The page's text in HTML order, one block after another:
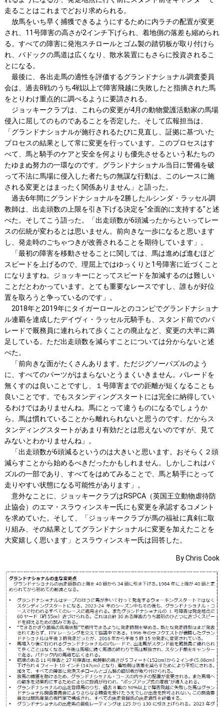
走ることはこれまでどおり求められる。
放馬をいち早く捕獲できるようにするために内ラチの配置が変更
され、11号障害の高さが2インチ下げられ、着地側の落差も縮められ
る。すべての障害に発泡スチロールとゴム製の踏切板が取り付けら
れ、パドックの馬道は広くなり、散水装置にもさらに投資されるこ
とになる。
最後に、各出走馬の適性を評価するグランドナショナル調査委員
会は、過去8戦のうち4戦以上で障害飛越に失敗したと指摘された馬
をとりわけ重点的に調べるように要請される。
ジョッキークラブは、これらの変更が4月の動物愛護活動家の馬場
侵入に屈してのものであることを否定した。そして広報担当は、
「グランドナショナルが施行されるたびに見直し、証拠に基づいた
プロセスの結果として常に変更を行っています。このプロセスはす
べて、馬と騎手のケアと安全を何よりも優先させるという私たちの
たゆまぬ努力の一環なのです。グランドナショナル当日に警備を破
って不法に馬場に侵入した者たちの無謀な行動は、このレースに施
される変更とはまったく関係ありません」と語った。
過去6年間にグランドナショナルを2勝したルシンダ・ラッセル調
教師は、出走頭数の上限を引き下げる決定を"全面的に支持する"と述
べた。そしてこう語った。「出走頭数が6頭減ったからといってレー
スの伝統が変わるとは思いません。前向きな一歩になると思います
し、発走時のごちゃつきが改善されることを期待しています」。
「最初の障害を移動させることに関しては、馬は進めば進むほど
スピードを上げるので、理屈上ではゆっくりと1号障害に近づくこと
になりますね。ジョッキーにとってスピードを加減するのは難しい
ことだとわかっています。とても重要なレースですし、誰もが好位
置を取ろうと争っているのです」。
2018年と2019年にタイガーロールとのコンビでグランドナショナ
ル連覇を達成したデイヴィ・ラッセル元騎手も、スタンド前でのパ
レードで厩務員に連れられて歩くことの廃止など、変更の大半に満
足している。ただ出走頭数を減らすことについては分からないと述
べた。
「前向きな面がたくさんあります。ただジグソーパズルのよう
に、すべてのパーツがはまらないとうまくいきません。パレードを
無くすのは良いことですし、１号障害までの距離が短くなることも
良いことです。でもスタンディングスタートには完全に納得してい
るわけではありませんね。馬にとって違うものになるでしょうか
ら。馬は慣れていることから離れられないと思うのです。だからス
タンディングスタートがあまり有効だとは思えないのですが、見て
みないとわかりませんね」。
「出走頭数が6頭減るというのは大きいと思います。おそらく２頭
減らすことから始めるべきだったかもしれません。しかしこれはパ
ズルの一部であり、すべてをはめてみることで、馬と騎手にとって
走りやすい状態になる可能性があります」。
意外なことに、ジョッキークラブはRSPCA（英国王立動物虐待防
止協会）のエマ・スラウィンスキー氏にも変更を承認するコメント
を求めていた。そして、「ジョッキークラブが馬の福祉に真剣に取
り組み、その結果としてグランドナショナルに変更を加えたことを
大変嬉しく思います」とスラウィンスキー氏は回答した。
By Chris Cook